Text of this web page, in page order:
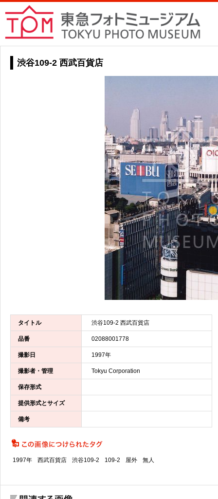
渋谷109-2 西武百貨店
タイトル 渋谷109-2 西武百貨店
品番 02088001778
撮影日 1997年
撮影者・管理 Tokyu Corporation
保存形式
提供形式とサイズ
備考
1997年 西武百貨店 渋谷109-2 109-2 屋外 無人